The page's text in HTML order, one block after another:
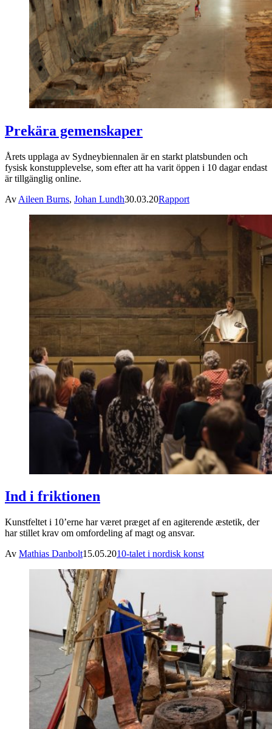
Prekära gemenskaper
Årets upplaga av Sydneybiennalen är en starkt platsbunden och
fysisk konstupplevelse, som efter att ha varit öppen i 10 dagar endast
är tillgänglig online.
Av Aileen Burns, Johan Lundh30.03.20Rapport
Ind i friktionen
Kunstfeltet i 10’erne har været præget af en agiterende æstetik, der
har stillet krav om omfordeling af magt og ansvar.
Av Mathias Danbolt15.05.2010-talet i nordisk konst